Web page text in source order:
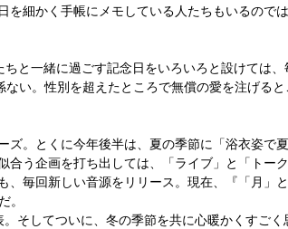
を細かく手帳にメモしている人たちもいるので
と一緒に過ごす記念日をいろいろと設けては
い。性別を超えたところで無償の愛を注げる
。とくに今年後半は、夏の季節に「浴衣姿で
合う企画を打ち出しては、「ライブ」と「トー
毎回新しい音源をリリース。現在、『「月」
。
そしてついに、冬の季節を共に心暖かくすごく